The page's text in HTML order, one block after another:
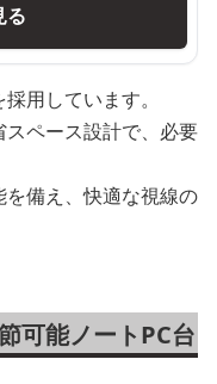
る
用しています。
ペース設計で、必要
備え、快適な視線の
可能ノートPC台